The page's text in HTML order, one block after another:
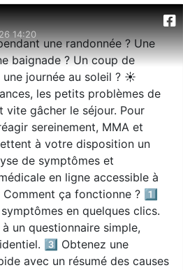
14:20
une randonnée ? Une
baignade ? Un coup de
une journée au soleil ? ☀️
les petits problèmes de
vite gâcher le séjour. Pour
sereinement, MMA et
à votre disposition un
de symptômes et
en ligne accessible à
ça fonctionne ? 1️⃣
en quelques clics.
un questionnaire simple,
3️⃣ Obtenez une
avec un résumé des causes